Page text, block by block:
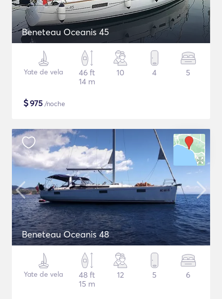
Beneteau Oceanis 45
Yate de vela
46 ft
14 m
10 4 5
$975 /noche
Beneteau Oceanis 48
Yate de vela
48 ft
15 m
12 5 6